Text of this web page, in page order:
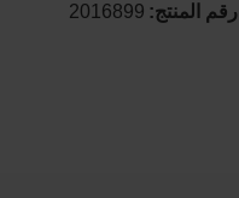
رقم المنتج: 2016899